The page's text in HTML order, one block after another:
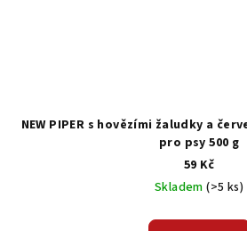
NEW PIPER s hovězími žaludky a
pro psy 500 g
59 Kč
Skladem(>5 ks)